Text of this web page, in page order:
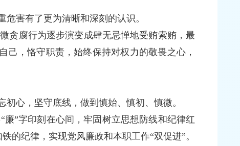
害有了更为清晰和深刻的认识。
贪腐行为逐步演变成肆无忌惮地受贿索贿，最
，恪守职责，始终保持对权力的敬畏之心，
心，坚守底线，做到慎始、慎初、慎微。
”字印刻在心间，牢固树立思想防线和纪律红
的纪律，实现党风廉政和本职工作“双促进”。